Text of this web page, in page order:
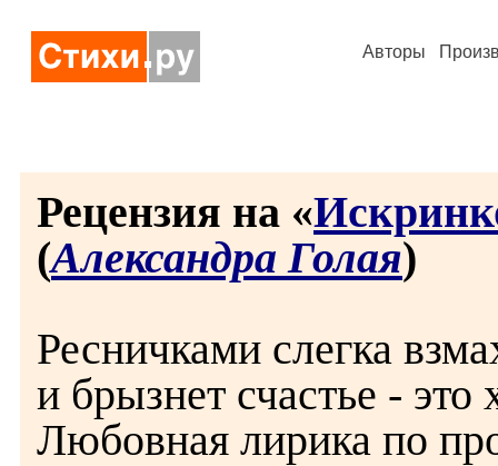
Авторы
Рецензия на «
(Александра Голая)
Ресничками слегка
и брызнет счастье -
Любовная лирика по